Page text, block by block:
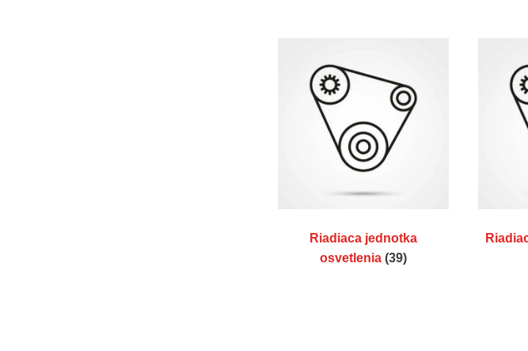
Riadiaca jednotka
osvetlenia (39)